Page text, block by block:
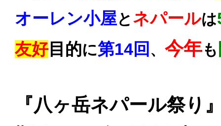
オーレン小屋と ネパールは
友好目的に第14回 、 今年も
『八ヶ岳ネパール祭り